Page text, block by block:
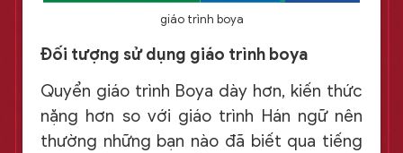
giáo trình boya
Đối tượng sử dụng giáo trình boya
Quyển giáo trình Boya dày hơn, kiến thức
nặng hơn so với giáo trình Hán ngữ nên
thường những bạn nào đã biết qua tiếng